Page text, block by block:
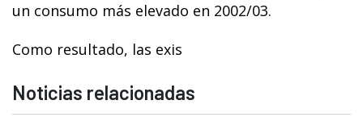
un consumo más elevado en 2002/03.
Como resultado, las exis
Noticias relacionadas